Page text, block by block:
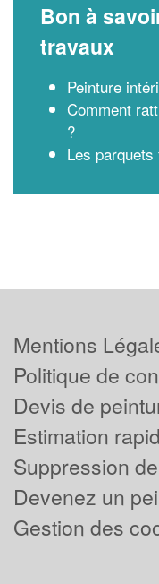
Bon à
travaux
Peinture
Comment
?
Les
Mentions
Politique de
Devis de
Estimation
Suppression
Devenez un
Gestion des